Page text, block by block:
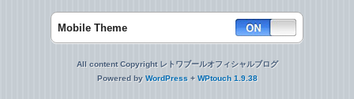
Mobile Theme
All content Copyright レトワブールオフィシャルブログ
Powered by WordPress + WPtouch 1.9.38